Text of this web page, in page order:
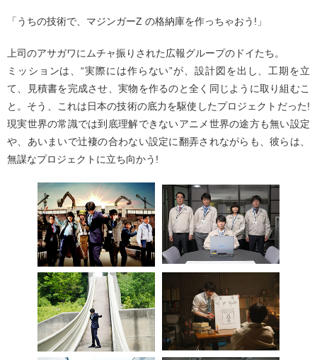
「うちの技術で、マジンガーZ の格納庫を作っちゃおう!」
上司のアサガワにムチャ振りされた広報グループのドイたち。
ミッションは、“実際には作らない”が、設計図を出し、工期を立
て、見積書を完成させ、実物を作るのと全く同じように取り組むこ
と。そう、これは日本の技術の底力を駆使したプロジェクトだった!
現実世界の常識では到底理解できないアニメ世界の途方も無い設定
や、あいまいで辻褄の合わない設定に翻弄されながらも、彼らは、
無謀なプロジェクトに立ち向かう!